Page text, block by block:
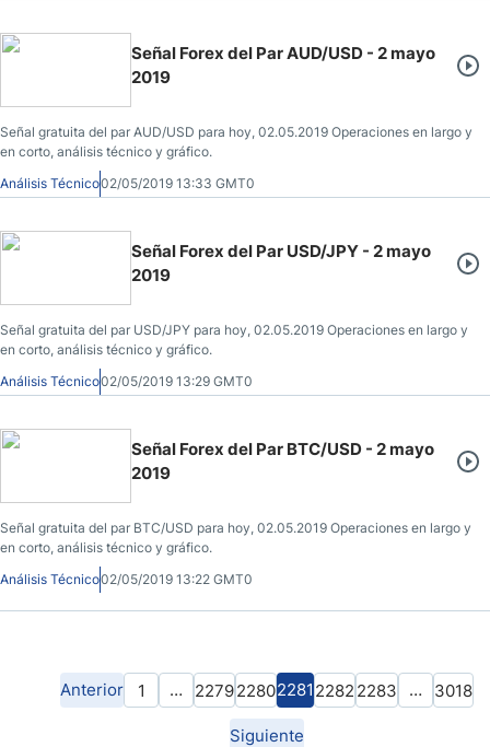
Señal Forex del Par AUD/USD - 2 mayo
2019
Señal gratuita del par AUD/USD para hoy, 02.05.2019 Operaciones en largo y
en corto, análisis técnico y gráfico.
Análisis Técnico02/05/2019 13:33 GMT0
Señal Forex del Par USD/JPY - 2 mayo
2019
Señal gratuita del par USD/JPY para hoy, 02.05.2019 Operaciones en largo y
en corto, análisis técnico y gráfico.
Análisis Técnico02/05/2019 13:29 GMT0
Señal Forex del Par BTC/USD - 2 mayo
2019
Señal gratuita del par BTC/USD para hoy, 02.05.2019 Operaciones en largo y
en corto, análisis técnico y gráfico.
Análisis Técnico02/05/2019 13:22 GMT0
Anterior 1 … 227922802281 2282 2283 … 3018
Siguiente